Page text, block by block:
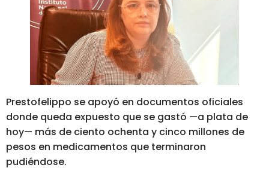
Prestofelippo se apoyó en documentos oficiales
donde queda expuesto que se gastó —a plata de
hoy— más de ciento ochenta y cinco millones de
pesos en medicamentos que terminaron
pudiéndose.